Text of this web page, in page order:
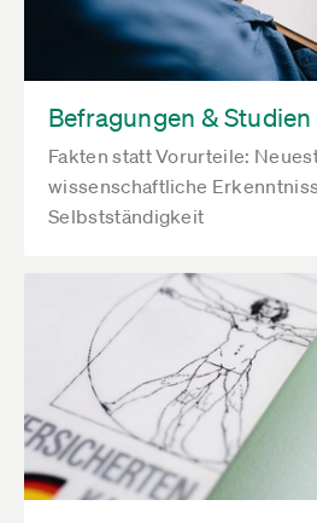
Befragungen & Studien
Fakten statt Vorurteile:
wissenschaftliche
Selbstständigkeit